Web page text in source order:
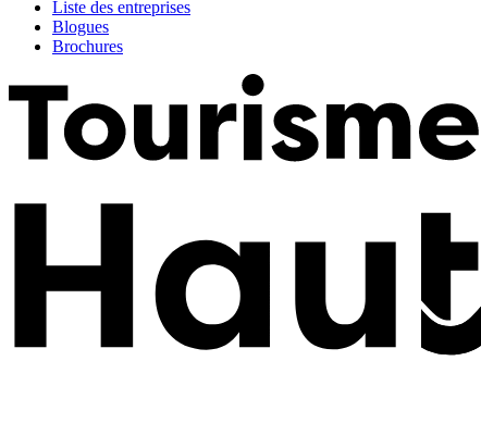
Liste des entreprises
Blogues
Brochures